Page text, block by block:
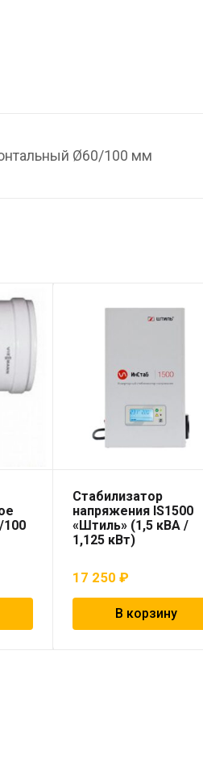
Ø60/100 мм
100
Стабилизатор
напряжения IS1500
«Штиль» (1,5 кВА /
1,125 кВт)
17 250₽
В корзину